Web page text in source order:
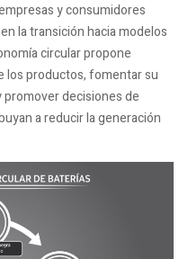
y consumidores
la transición hacia modelos
circular propone
los productos, fomentar su
promover decisiones de
a reducir la generación